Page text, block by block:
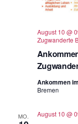
August 10 @
Zugwanderte
Ankommen
Bremen
MO. August 10 @